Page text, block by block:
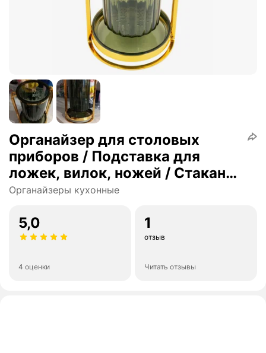
Органайзер для столовых
приборов / Подставка для
ложек, вилок, ножей / Стакан
для кухонных приборов /
Органайзеры кухонные
5,0
4 оценки
1
отзыв
Читать отзывы